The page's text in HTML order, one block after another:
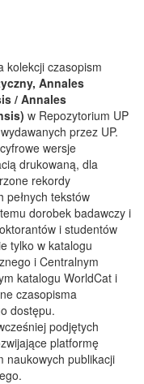
kolekcji czasopism
Annales
/ Annales
w Repozytorium UP
przez UP.
wersje
drukowaną, dla
rekordy
pełnych tekstów
dorobek badawczy i
i studentów
tylko w katalogu
i Centralnym
katalogu WorldCat i
czasopisma
dostępu.
podjętych
platformę
naukowych publikacji